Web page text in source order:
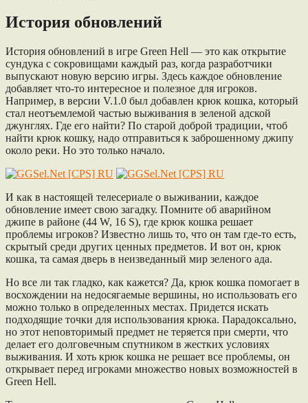
История обновлений
История обновлений в игре Green Hell — это как открытие
сундука с сокровищами каждый раз, когда разработчики
выпускают новую версию игры. Здесь каждое обновление
добавляет что-то интересное и полезное для игроков.
Например, в версии V.1.0 был добавлен крюк кошка, который
стал неотъемлемой частью выживания в зеленой адской
джунглях. Где его найти? По старой доброй традиции, чтоб
найти крюк кошку, надо отправиться к заброшенному джипу
около реки. Но это только начало.
И как в настоящей телесериале о выживании, каждое
обновление имеет свою загадку. Помните об аварийном
джипе в районе (44 W, 16 S), где крюк кошка решает
проблемы игроков? Известно лишь то, что он там где-то есть,
скрытый среди других ценных предметов. И вот он, крюк
кошка, та самая дверь в неизведанный мир зеленого ада.
Но все ли так гладко, как кажется? Да, крюк кошка помогает в
восхождении на недосягаемые вершины, но использовать его
можно только в определенных местах. Придется искать
подходящие точки для использования крюка. Парадоксально,
но этот неповторимый предмет не теряется при смерти, что
делает его долговечным спутником в жестких условиях
выживания. И хоть крюк кошка не решает все проблемы, он
открывает перед игроками множество новых возможностей в
Green Hell.